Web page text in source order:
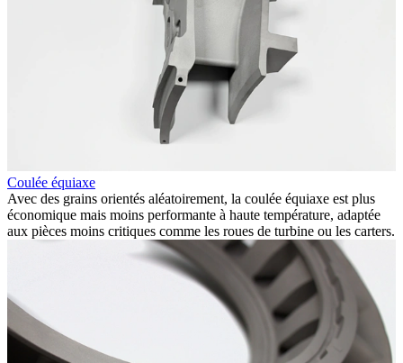
Coulée équiaxe
Avec des grains orientés aléatoirement, la coulée équiaxe est plus
économique mais moins performante à haute température, adaptée
aux pièces moins critiques comme les roues de turbine ou les carters.